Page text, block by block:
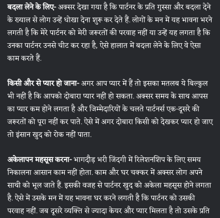
बदला लेने के लिए-अक्सर देखा गया है कि पार्टनर के प्रति गुस्‍सा और बदला देने
के ख्याल से लोग उन्हें धोखा देना शुरू कर देते हैं. लोगों के मन में यह भावना भरने
लगती है कि मेरे पार्टनर को मेरी जरूरतों की परवाह नहीं या उन्‍हें यह लगता है कि
उनका पार्टनर उनसे चीट कर रहा है, ऐसे हालात में बदला लेने के लिए वे ऐसा
काम करते हैं.
किसी और से प्‍यार हो जाना-अगर आप प्‍यार में हैं तो इसका मतलब ये बिल्कुल
भी नहीं है कि आपको दोबारा प्‍यार नहीं हो सकता. अक्सर समय के साथ आपस
का प्‍यार कम होने लगता है और जिम्‍मेदारियों के चलते पार्टनर्स एक-दूसरे की
जरूरतों को पूरा नहीं कर पाते. ऐसे में अगर दोबारा किसी को देखकर प्‍यार हो जाए
तो इंसान खुद को रोक नहीं पाता.
अकेलापन महसूस करना-भागदौड़ भरी जिंदगी में रिलेशनशिप के लिए समय
निकालना आसान काम नहीं होता. काम और घर चक्कर में अक्सर लोग अपने
साथी को भूल जाते हैं. इसकी वजह से पार्टनर खुद को अकेला महसूस होने लगता
है. ऐसे में उसके मन में यह भावना घर करने लगती है कि पार्टनर को उसकी
परवाह नहीं. जब दूसरे व्यक्ति से ज्यादा केयर और प्‍यार मिलता है तो उसके प्रति